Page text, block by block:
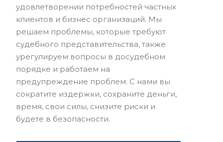
удовлетворении потребностей частных
клиентов и бизнес организаций. Мы
решаем проблемы, которые требуют
судебного представительства, также
урегулируем вопросы в досудебном
порядке и работаем на
предупреждение проблем. С нами вы
сократите издержки, сохраните деньги,
время, свои силы, снизите риски и
будете в безопасности.